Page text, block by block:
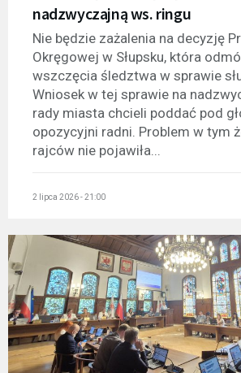
nadzwyczajną ws. ringu
Nie będzie zażalenia na decyzję
Okręgowej w Słupsku, która
wszczęcia śledztwa w sprawie
Wniosek w tej sprawie na
rady miasta chcieli poddać pod
opozycyjni radni. Problem w tym
rajców nie pojawiła...
2 lipca 2026 - 21:00